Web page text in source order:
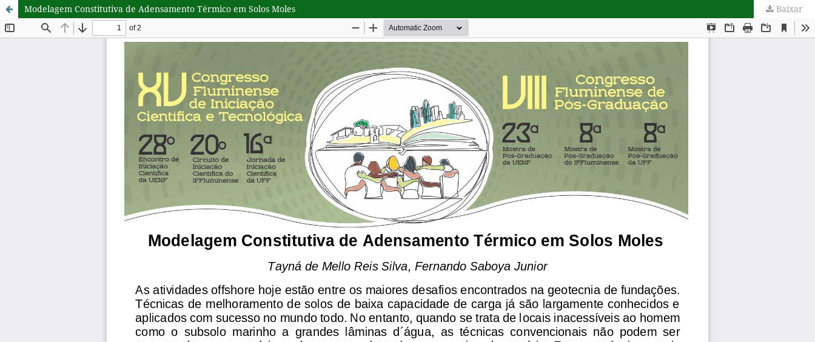
Modelagem Constitutiva de Adensamento Térmico em Solos Moles Baixar